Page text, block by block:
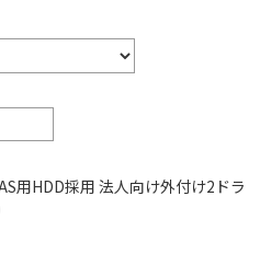
用HDD採用 法人向け外付け2ドラ